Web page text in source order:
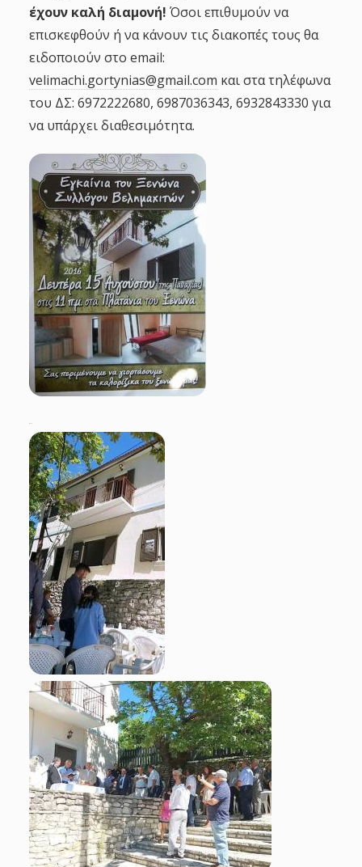
έχουν καλή διαμονή! Όσοι επιθυμούν να
επισκεφθούν ή να κάνουν τις διακοπές τους θα
ειδοποιούν στο email:
velimachi.gortynias@gmail.com και στα τηλέφωνα
του ΔΣ: 6972222680, 6987036343, 6932843330 για
να υπάρχει διαθεσιμότητα.